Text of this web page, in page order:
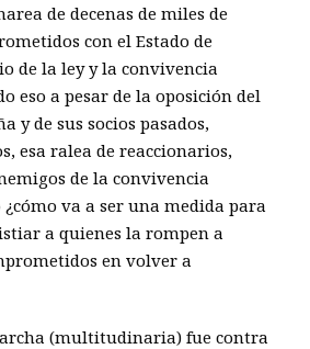
de decenas de miles de
con el Estado de
de la ley y la convivencia
eso a pesar de la oposición del
y de sus socios pasados,
esa ralea de reaccionarios,
de la convivencia
va a ser una medida para
a quienes la rompen a
en volver a
(multitudinaria) fue contra